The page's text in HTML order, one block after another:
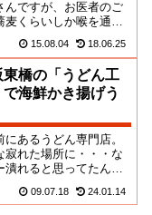
んですが、お医者のご
くらいしか喉を通ら
えになってい...
15.08.04 18.06.25
東橋の「うどん工
海鮮かき揚げう
あるうどん専門店。
寂れた場所に・・・な
潰れると思ってたんだ
コー・・・・し...
09.07.18 24.01.14